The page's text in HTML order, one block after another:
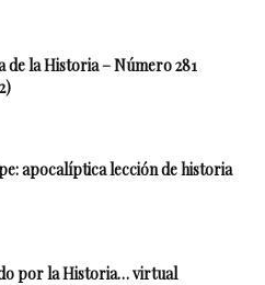
de la Historia – Número 281
apocalíptica lección de historia
por la Historia… virtual